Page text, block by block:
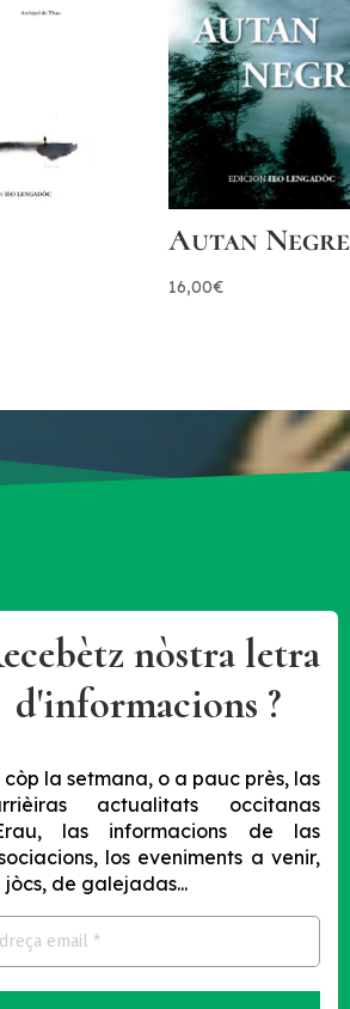
Autan Negre
16,00€
nòstra letra
d'informacions ?
còp la setmana, o a pauc près, las
actualitats occitanas
las informacions de las
los eveniments a venir,
jòcs, de galejadas...